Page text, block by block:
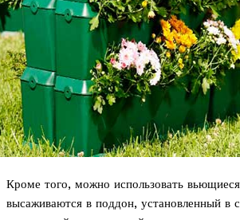
Кроме того, можно использовать
высаживаются в поддон, установленный в